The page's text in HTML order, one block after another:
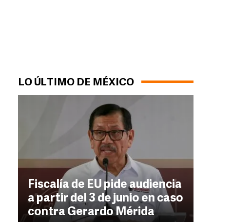
LO ÚLTIMO DE MÉXICO
Fiscalía de EU pide audiencia
a partir del 3 de junio en caso
contra Gerardo Mérida